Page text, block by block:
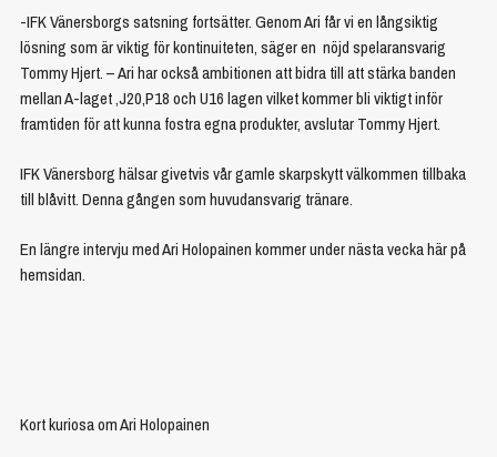
-IFK Vänersborgs satsning fortsätter. Genom Ari får vi en långsiktig
lösning som är viktig för kontinuiteten, säger en nöjd spelaransvarig
Tommy Hjert. – Ari har också ambitionen att bidra till att stärka banden
mellan A-laget ,J20,P18 och U16 lagen vilket kommer bli viktigt inför
framtiden för att kunna fostra egna produkter, avslutar Tommy Hjert.
IFK Vänersborg hälsar givetvis vår gamle skarpskytt välkommen tillbaka
till blåvitt. Denna gången som huvudansvarig tränare.
En längre intervju med Ari Holopainen kommer under nästa vecka här på
hemsidan.
Kort kuriosa om Ari Holopainen